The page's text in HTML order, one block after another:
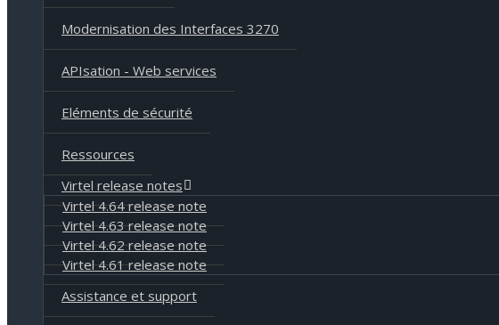
Modernisation des Interfaces 3270
APIsation - Web services
Eléments de sécurité
Ressources
Virtel release notes
Virtel 4.64 release note
Virtel 4.63 release note
Virtel 4.62 release note
Virtel 4.61 release note
Assistance et support